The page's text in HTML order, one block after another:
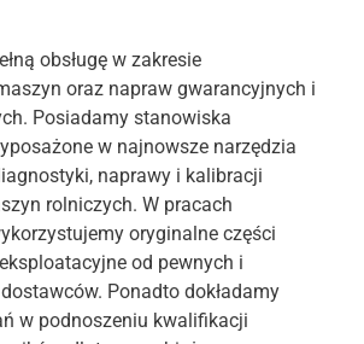
obsługę w zakresie
oraz napraw gwarancyjnych i
Posiadamy stanowiska
w najnowsze narzędzia
naprawy i kalibracji
rolniczych. W pracach
oryginalne części
od pewnych i
Ponadto dokładamy
w podnoszeniu kwalifikacji